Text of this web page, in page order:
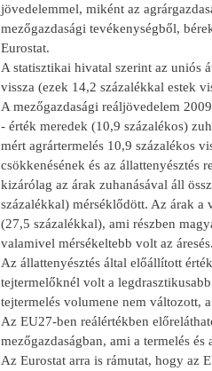
jövedelemmel, miként az
mezőgazdasági tevékenységből,
Eurostat.
A statisztikai hivatal szerint az uniós
vissza (ezek 14,2 százalékkal estek
A mezőgazdasági reáljövedelem
- érték meredek (10,9 százalékos)
mért agrártermelés 10,9 százalékos
csökkenésének és az állattenyésztés
kizárólag az árak zuhanásával áll
százalékkal) mérséklődött. Az árak a
(27,5 százalékkal), ami részben
valamivel mérsékeltebb volt az
Az állattenyésztés által előállított
tejtermelőknél volt a
tejtermelés volumene nem változott,
Az EU27-ben reálértékben
mezőgazdaságban, ami a termelés
Az Eurostat arra is rámutat, hogy az